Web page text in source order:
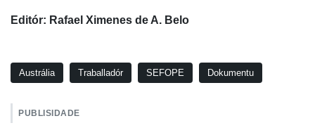
Editór: Rafael Ximenes de A. Belo
Austrália Traballadór SEFOPE Dokumentu
PUBLISIDADE